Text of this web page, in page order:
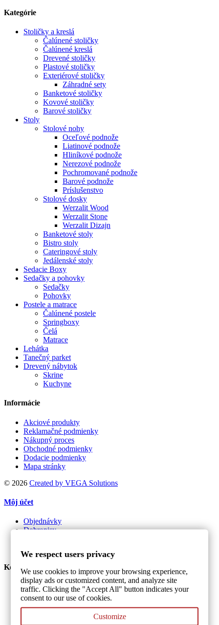
Kategórie
Stoličky a kreslá
Čalúnené stoličky
Čalúnené kreslá
Drevené stoličky
Plastové stoličky
Exteriérové stoličky
Záhradné sety
Banketové stoličky
Kovové stoličky
Barové stoličky
Stoly
Stolové nohy
Oceľové podnože
Liatinové podnože
Hliníkové podnože
Nerezové podnože
Pochromované podnože
Barové podnože
Príslušenstvo
Stolové dosky
Werzalit Wood
Werzalit Stone
Werzalit Dizajn
Banketové stoly
Bistro stoly
Cateringové stoly
Jedálenské stoly
Sedacie Boxy
Sedačky a pohovky
Sedačky
Pohovky
Postele a matrace
Čalúnené postele
Springboxy
Čelá
Matrace
Lehátka
Tanečný parket
Drevený nábytok
Skrine
Kuchyne
Informácie
Akciové produkty
Reklamačné podmienky
Nákupný proces
Obchodné podmienky
Dodacie podmienky
Mapa stránky
© 2026 Created by VEGA Solutions
Môj účet
Objednávky
Dobropisy
Kontaktujte nás
YOKLA s.r.o.
Novozámocká 31
We respect users privacy
We use cookies to improve your browsing experience,
display ads or customized content, and analyze site
traffic. Clicking the "Accept All" button indicates your
consent to our use of cookies.
Customize